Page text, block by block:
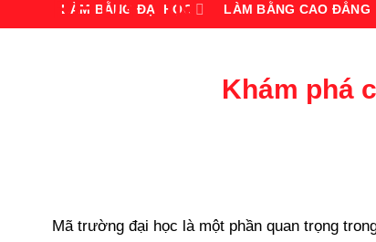
LÀM BẰNG ĐẠI HỌC LÀM BẰNG CAO ĐẲNG
Khám phá
Mã trường đại học là một phần quan trọng